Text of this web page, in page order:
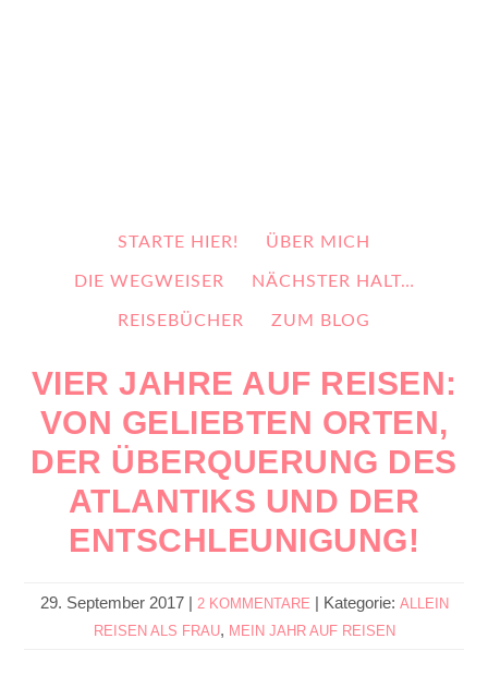
STARTE HIER! ÜBER MICH
DIE WEGWEISER NÄCHSTER HALT…
REISEBÜCHER ZUM BLOG
VIER JAHRE AUF REISEN:
VON GELIEBTEN ORTEN,
DER ÜBERQUERUNG DES
ATLANTIKS UND DER
ENTSCHLEUNIGUNG!
29. September 2017| 2 KOMMENTARE | Kategorie: ALLEIN
REISEN ALS FRAU, MEIN JAHR AUF REISEN